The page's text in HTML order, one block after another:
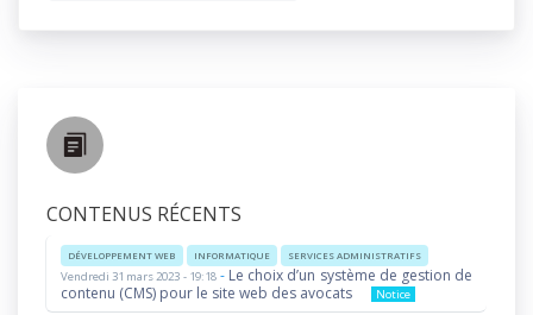
CONTENUS RÉCENTS
DÉVELOPPEMENT WEB INFORMATIQUE SERVICES ADMINISTRATIFS
Vendredi 31 mars 2023 - 19:18- Le choix d’un système de gestion de
contenu (CMS) pour le site web des avocats
Notice